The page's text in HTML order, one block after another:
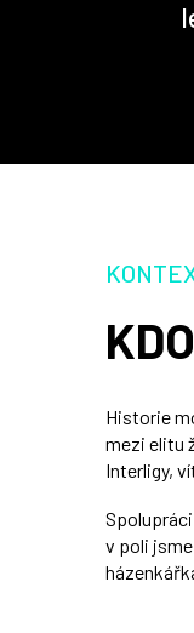
Historie
mezi elitu
Interligy,
v poli